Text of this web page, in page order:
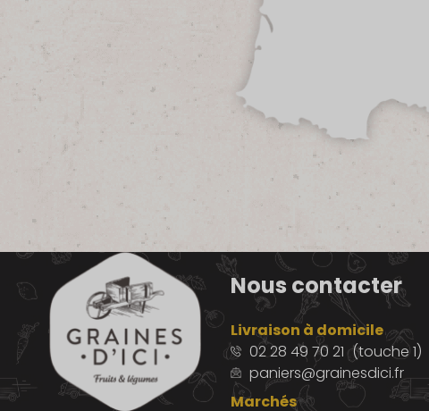
Nous contacter
Livraison à domicile
02 28 49 70 21 (touche 1)
paniers@grainesdici.fr
Marchés